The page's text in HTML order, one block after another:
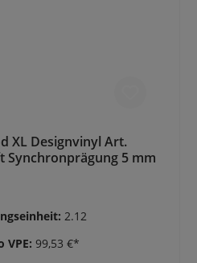
XL Designvinyl Art.
Synchronprägung 5 mm
2.12
VPE: 99,53 €*